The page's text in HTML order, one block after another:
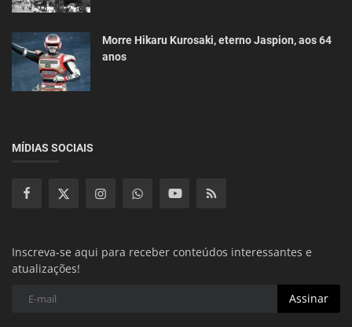
Morre Hikaru Kurosaki, eterno Jaspion, aos 64
anos
MÍDIAS SOCIAIS
Inscreva-se aqui para receber conteúdos interessantes e
atualizações!
Assinar